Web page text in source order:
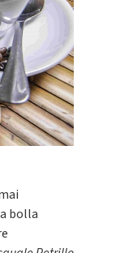
bolla